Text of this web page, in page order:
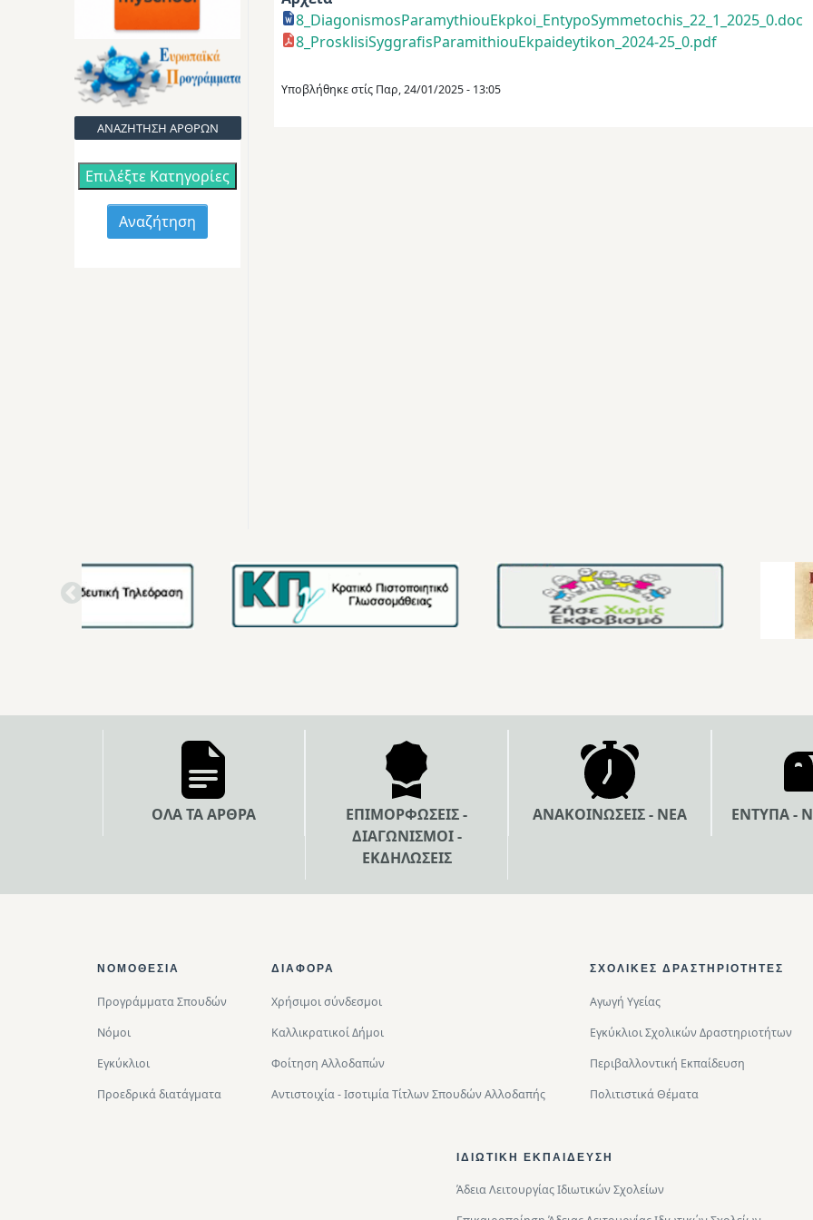
ΑΝΑΖΗΤΗΣΗ ΑΡΘΡΩΝ
Επιλέξτε Κατηγορίες
8_DiagonismosParamythiouEkpkoi_EntypoSymmetochis_22_1_2025_0.doc
8_ProsklisiSyggrafisParamithiouEkpaideytikon_2024-25_0.pdf
Υποβλήθηκε στίς Παρ, 24/01/2025 - 13:05
ΟΛΑ ΤΑ ΑΡΘΡΑ
ΕΠΙΜΟΡΦΩΣΕΙΣ -
ΔΙΑΓΩΝΙΣΜΟΙ -
ΕΚΔΗΛΩΣΕΙΣ
ΑΝΑΚΟΙΝΩΣΕΙΣ - ΝΕΑ ΕΝΤΥΠΑ -
Footer Top
ΝΟΜΟΘΕΣΊΑ
Προγράμματα Σπουδών
Νόμοι
Εγκύκλιοι
Προεδρικά διατάγματα
ΔΙΑΦΟΡΑ
Χρήσιμοι σύνδεσμοι
Καλλικρατικοί Δήμοι
Φοίτηση Αλλοδαπών
Αντιστοιχία - Ισοτιμία Τίτλων Σπουδών Αλλοδαπής
ΣΧΟΛΙΚΈΣ ΔΡΑΣΤΗΡΙΌΤΗΤΕΣ
Αγωγή Υγείας
Εγκύκλιοι Σχολικών Δραστηριοτήτων
Περιβαλλοντική Eκπαίδευση
Πολιτιστικά Θέματα
ΙΔΙΩΤΙΚΉ ΕΚΠΑΊΔΕΥΣΗ
Άδεια Λειτουργίας Ιδιωτικών Σχολείων